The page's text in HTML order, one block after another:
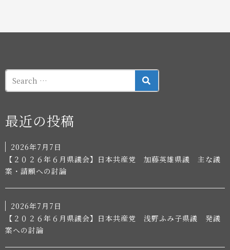
SEARCH
最近の投稿
2026年7月7日
【２０２６年６月県議会】日本共産党 加藤英雄県議 主な議
案・請願への討論
2026年7月7日
【２０２６年６月県議会】日本共産党 浅野ふみ子県議 発議
案への討論